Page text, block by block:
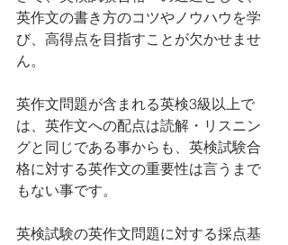
英作文の書き方のコツやノウハウを学
び、高得点を目指すことが欠かせませ
ん。
英作文問題が含まれる英検3級以上で
は、英作文への配点は読解・リスニン
グと同じである事からも、英検試験合
格に対する英作文の重要性は言うまで
もない事です。
英検試験の英作文問題に対する採点基